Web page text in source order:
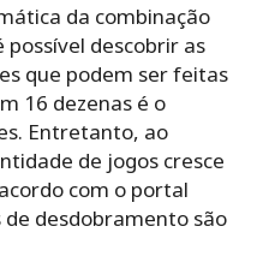
da combinação
possível descobrir as
que podem ser feitas
16 dezenas é o
Entretanto, ao
de jogos cresce
com o portal
de desdobramento são